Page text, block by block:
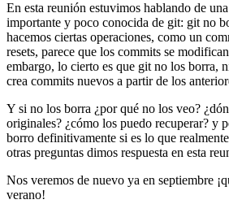
En esta reunión estuvimos hablando de
importante y poco conocida de git: git no
hacemos ciertas operaciones, como un
resets, parece que los commits se
embargo, lo cierto es que git no los borra,
crea commits nuevos a partir de los
Y si no los borra ¿por qué no los veo?
originales? ¿cómo los puedo recuperar? y
borro definitivamente si es lo que
otras preguntas dimos respuesta en esta
Nos veremos de nuevo ya en septiembre
verano!